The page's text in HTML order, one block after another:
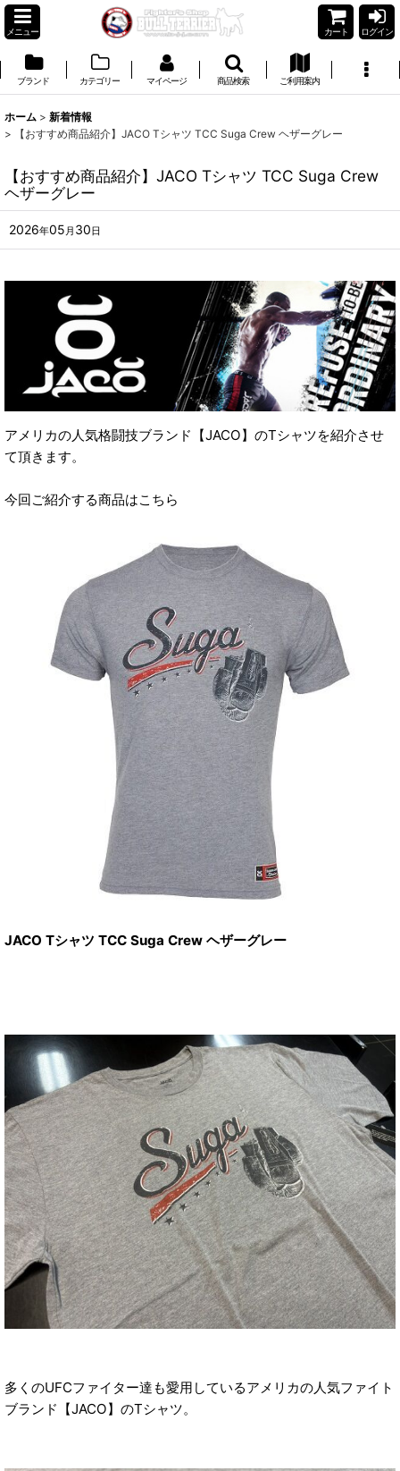
メニュー カート ログイン
ブランド カテゴリー マイページ 商品検索 ご利用案内
ホーム > 新着情報
>
【おすすめ商品紹介】JACO Tシャツ TCC Suga Crew ヘザーグレー
【おすすめ商品紹介】JACO Tシャツ TCC Suga Crew
ヘザーグレー
2026年05 月 30日
アメリカの人気格闘技ブランド【JACO】のTシャツを紹介させ
て頂きます。
今回ご紹介する商品はこちら
JACO Tシャツ TCC Suga Crew ヘザーグレー
多くのUFCファイター達も愛用しているアメリカの人気ファイト
ブランド【JACO】のTシャツ。